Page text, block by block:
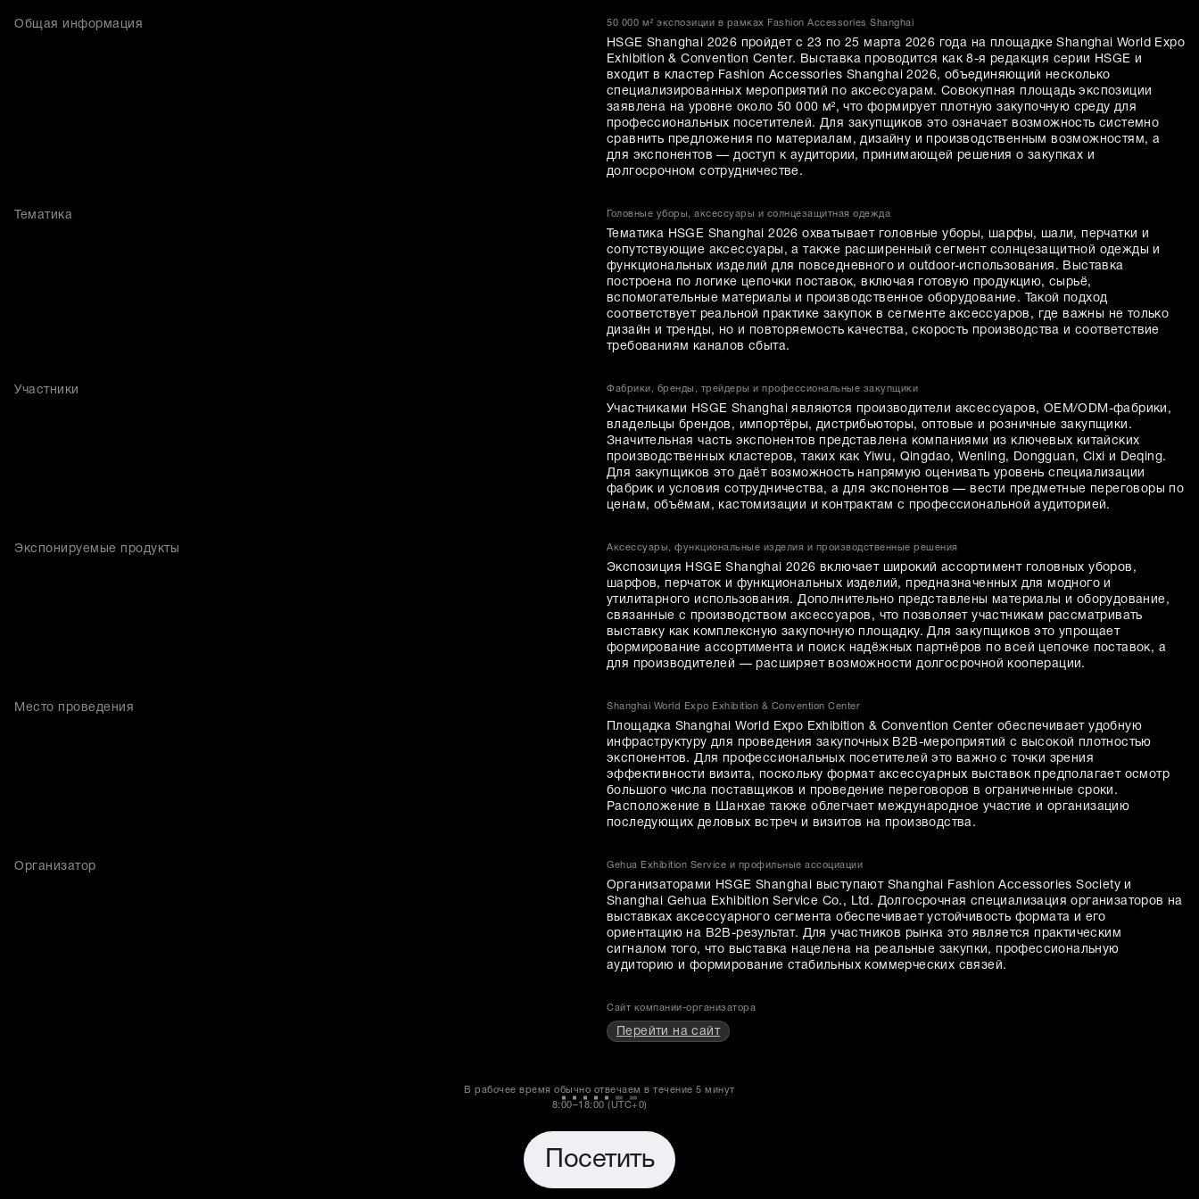
Общая информация 50 000 м² экспозиции в рамках Fashion Accessories Shanghai
HSGE Shanghai 2026 пройдет с 23 по 25 марта 2026 года на площадке Shanghai World Expo
Exhibition & Convention Center. Выставка проводится как 8-я редакция серии HSGE и
входит в кластер Fashion Accessories Shanghai 2026, объединяющий несколько
специализированных мероприятий по аксессуарам. Совокупная площадь экспозиции
заявлена на уровне около 50 000 м², что формирует плотную закупочную среду для
профессиональных посетителей. Для закупщиков это означает возможность системно
сравнить предложения по материалам, дизайну и производственным возможностям, а
для экспонентов — доступ к аудитории, принимающей решения о закупках и
долгосрочном сотрудничестве.
Тематика Головные уборы, аксессуары и солнцезащитная одежда
Тематика HSGE Shanghai 2026 охватывает головные уборы, шарфы, шали, перчатки и
сопутствующие аксессуары, а также расширенный сегмент солнцезащитной одежды и
функциональных изделий для повседневного и outdoor-использования. Выставка
построена по логике цепочки поставок, включая готовую продукцию, сырьё,
вспомогательные материалы и производственное оборудование. Такой подход
соответствует реальной практике закупок в сегменте аксессуаров, где важны не только
дизайн и тренды, но и повторяемость качества, скорость производства и соответствие
требованиям каналов сбыта.
Участники Фабрики, бренды, трейдеры и профессиональные закупщики
Участниками HSGE Shanghai являются производители аксессуаров, OEM/ODM-фабрики,
владельцы брендов, импортёры, дистрибьюторы, оптовые и розничные закупщики.
Значительная часть экспонентов представлена компаниями из ключевых китайских
производственных кластеров, таких как Yiwu, Qingdao, Wenling, Dongguan, Cixi и Deqing.
Для закупщиков это даёт возможность напрямую оценивать уровень специализации
фабрик и условия сотрудничества, а для экспонентов — вести предметные переговоры по
ценам, объёмам, кастомизации и контрактам с профессиональной аудиторией.
Экспонируемые продукты Аксессуары, функциональные изделия и производственные решения
Экспозиция HSGE Shanghai 2026 включает широкий ассортимент головных уборов,
шарфов, перчаток и функциональных изделий, предназначенных для модного и
утилитарного использования. Дополнительно представлены материалы и оборудование,
связанные с производством аксессуаров, что позволяет участникам рассматривать
выставку как комплексную закупочную площадку. Для закупщиков это упрощает
формирование ассортимента и поиск надёжных партнёров по всей цепочке поставок, а
для производителей — расширяет возможности долгосрочной кооперации.
Место проведения Shanghai World Expo Exhibition & Convention Center
Площадка Shanghai World Expo Exhibition & Convention Center обеспечивает удобную
инфраструктуру для проведения закупочных B2B-мероприятий с высокой плотностью
экспонентов. Для профессиональных посетителей это важно с точки зрения
эффективности визита, поскольку формат аксессуарных выставок предполагает осмотр
большого числа поставщиков и проведение переговоров в ограниченные сроки.
Расположение в Шанхае также облегчает международное участие и организацию
последующих деловых встреч и визитов на производства.
Организатор Gehua Exhibition Service и профильные ассоциации
Организаторами HSGE Shanghai выступают Shanghai Fashion Accessories Society и
Shanghai Gehua Exhibition Service Co., Ltd. Долгосрочная специализация организаторов на
выставках аксессуарного сегмента обеспечивает устойчивость формата и его
ориентацию на B2B-результат. Для участников рынка это является практическим
сигналом того, что выставка нацелена на реальные закупки, профессиональную
аудиторию и формирование стабильных коммерческих связей.
Сайт компании-организатора
Перейти на сайт
В рабочее время обычно отвечаем в течение5 минут
8:00–18:00 (UTC+0)
Посетить